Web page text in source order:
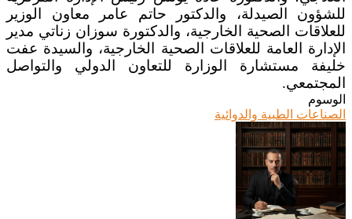
للشؤون الصيدلة، والدكتور حاتم عامر معاون الوزير
للعلاقات الصحية الخارجية، والدكتورة سوزان زناتي مدير
الإدارة العامة للعلاقات الصحية الخارجية، والسيدة عفت
خليفة مستشارة الوزارة للتعاون الدولي والتواصل
المجتمعي.
الوسوم
الصناعات الطبية والدوائية